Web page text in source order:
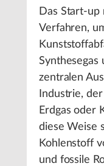
Das Start-up
Verfahren,
Synthesegas
zentralen
Industrie,
Erdgas oder
diese Weise
Kohlenstoff
und fossile